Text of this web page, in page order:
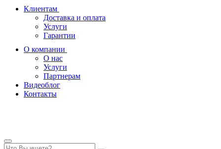
Клиентам
Доставка и оплата
Услуги
Гарантии
О компании
О нас
Услуги
Партнерам
Видеоблог
Контакты